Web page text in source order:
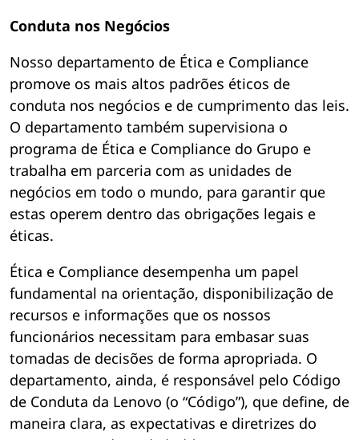
Conduta nos Negócios
Nosso departamento de Ética e Compliance
promove os mais altos padrões éticos de
conduta nos negócios e de cumprimento das leis.
O departamento também supervisiona o
programa de Ética e Compliance do Grupo e
trabalha em parceria com as unidades de
negócios em todo o mundo, para garantir que
estas operem dentro das obrigações legais e
éticas.
Ética e Compliance desempenha um papel
fundamental na orientação, disponibilização de
recursos e informações que os nossos
funcionários necessitam para embasar suas
tomadas de decisões de forma apropriada. O
departamento, ainda, é responsável pelo Código
de Conduta da Lenovo (o “Código”), que define, de
maneira clara, as expectativas e diretrizes do